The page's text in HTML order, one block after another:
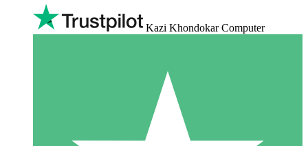
Kazi Khondokar Computer